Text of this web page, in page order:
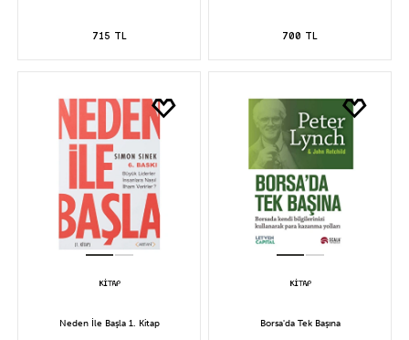
715 TL 700 TL
Neden İle Başla 1. Kitap Borsa'da Tek Başına